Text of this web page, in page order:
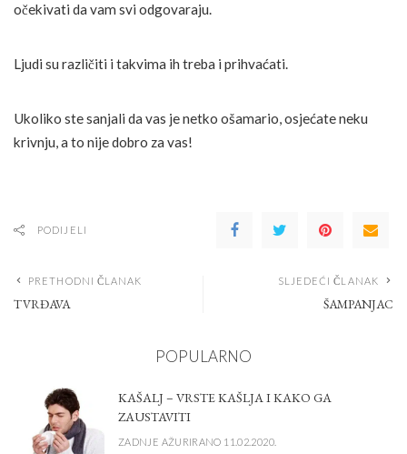
očekivati da vam svi odgovaraju.
Ljudi su različiti i takvima ih treba i prihvaćati.
Ukoliko ste sanjali da vas je netko ošamario, osjećate neku
krivnju, a to nije dobro za vas!
PODIJELI
PRETHODNI ČLANAK
TVRĐAVA
SLJEDEĆI ČLANAK
ŠAMPANJAC
POPULARNO
KAŠALJ – VRSTE KAŠLJA I KAKO GA
ZAUSTAVITI
ZADNJE AŽURIRANO 11.02.2020.